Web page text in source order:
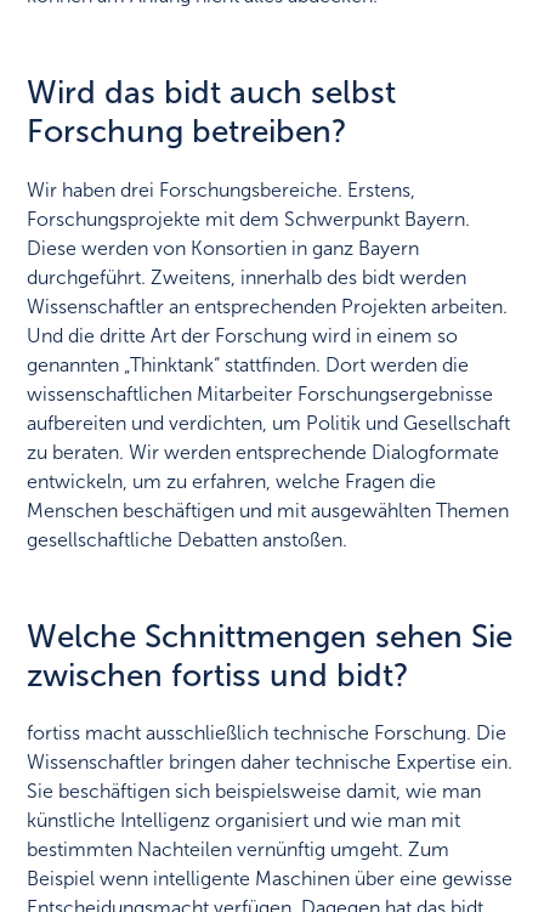
Wird das bidt auch selbst
Forschung betreiben?
Wir haben drei Forschungsbereiche. Erstens,
Forschungsprojekte mit dem Schwerpunkt Bayern.
Diese werden von Konsortien in ganz Bayern
durchgeführt. Zweitens, innerhalb des bidt werden
Wissenschaftler an entsprechenden Projekten arbeiten.
Und die dritte Art der Forschung wird in einem so
genannten „Thinktank“ stattfinden. Dort werden die
wissenschaftlichen Mitarbeiter Forschungsergebnisse
aufbereiten und verdichten, um Politik und Gesellschaft
zu beraten. Wir werden entsprechende Dialogformate
entwickeln, um zu erfahren, welche Fragen die
Menschen beschäftigen und mit ausgewählten Themen
gesellschaftliche Debatten anstoßen.
Welche Schnittmengen sehen Sie
zwischen fortiss und bidt?
fortiss macht ausschließlich technische Forschung. Die
Wissenschaftler bringen daher technische Expertise ein.
Sie beschäftigen sich beispielsweise damit, wie man
künstliche Intelligenz organisiert und wie man mit
bestimmten Nachteilen vernünftig umgeht. Zum
Beispiel wenn intelligente Maschinen über eine gewisse